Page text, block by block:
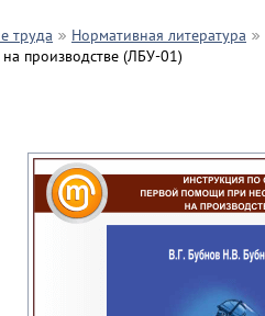
труда Нормативная литература
производстве (ЛБУ-01)